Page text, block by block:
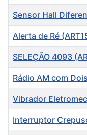
Sensor Hall
Alerta de Ré
SELEÇÃO 4093
Rádio AM com
Vibrador
Interruptor